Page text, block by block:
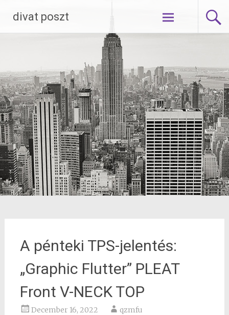
content
divat poszt
A pénteki TPS-jelentés:
„Graphic Flutter” PLEAT
Front V-NECK TOP
December 16, 2022 qzmfu